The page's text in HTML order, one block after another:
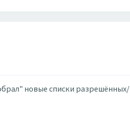
новые списки разрешённых/